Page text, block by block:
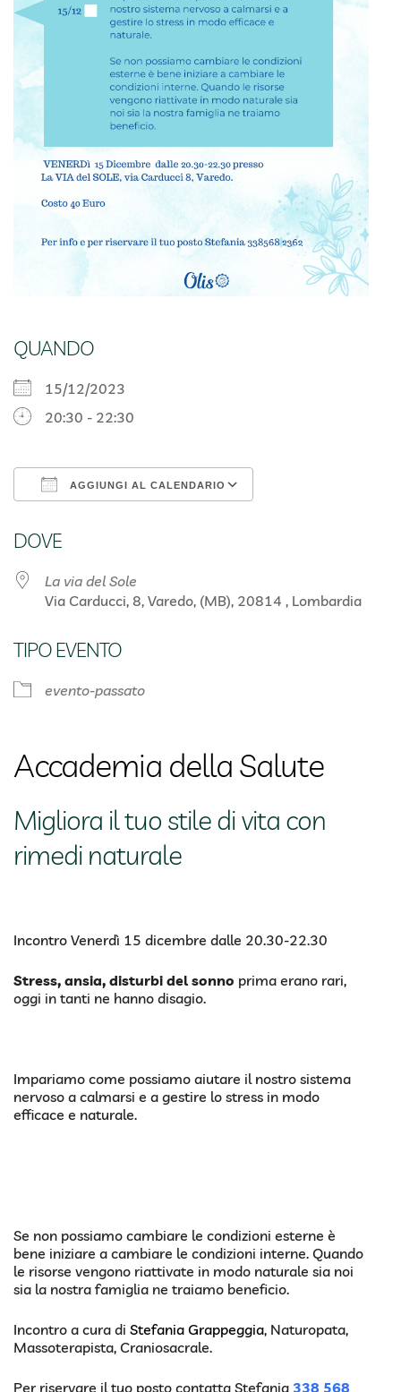
QUANDO
15/12/2023
20:30 - 22:30
AGGIUNGI AL CALENDARIO
DOVE
La via del Sole
Via Carducci, 8, Varedo, (MB), 20814 , Lombardia
TIPO EVENTO
evento-passato
Accademia della Salute
Migliora il tuo stile di vita con
rimedi naturale
Incontro Venerdì 15 dicembre dalle 20.30-22.30
Stress, ansia, disturbi del sonno prima erano rari,
oggi in tanti ne hanno disagio.
Impariamo come possiamo aiutare il nostro sistema
nervoso a calmarsi e a gestire lo stress in modo
efficace e naturale.
Se non possiamo cambiare le condizioni esterne è
bene iniziare a cambiare le condizioni interne. Quando
le risorse vengono riattivate in modo naturale sia noi
sia la nostra famiglia ne traiamo beneficio.
Incontro a cura di Stefania Grappeggia, Naturopata,
Massoterapista, Craniosacrale.
Per riservare il tuo posto contatta Stefania 338 568